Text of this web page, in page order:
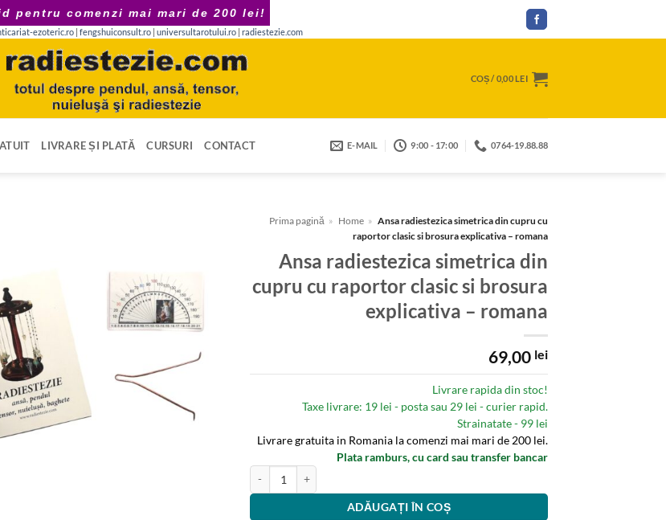
pentru comenzi mai mari de 200 lei!
ezoteric.ro |fengshuiconsult.ro |universultarotului.ro |radiestezie.com
COȘ /0,00LEI
LIVRARE ȘI PLATĂ CURSURI CONTACT E-MAIL 9:00 - 17:00 0764-19.88.88
Prima pagină » Home » Ansa radiestezica simetrica din cupru cu
raportor clasic si brosura explicativa – romana
Ansa radiestezica simetrica din
cupru cu raportor clasic si brosura
explicativa – romana
69,00 lei
Livrare rapida din stoc!
Taxe livrare: 19 lei - posta sau 29 lei - curier rapid.
Strainatate - 99 lei
Livrare gratuita in Romania la comenzi mai mari de 200 lei.
Plata ramburs, cu card sau transfer bancar
ADĂUGAȚI ÎN COȘ